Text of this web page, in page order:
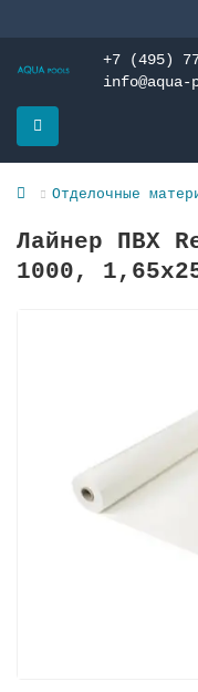
+7 (495)
Отделочные
Лайнер ПВХ
1000,